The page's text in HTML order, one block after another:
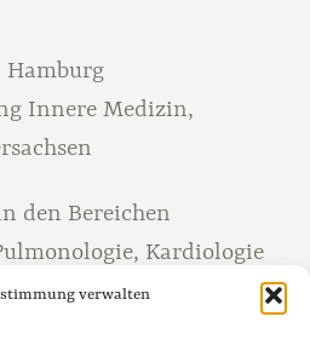
verwalten
Hamburg
Innere Medizin,
den Bereichen
Kardiologie
im Elbe-Klinikum Stade,